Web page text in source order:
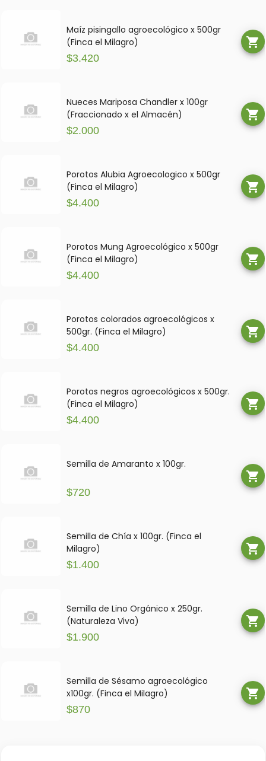
Maíz pisingallo agroecológico x 500gr
(Finca el Milagro)
$3.420
shopping_cart
Nueces Mariposa Chandler x 100gr
(Fraccionado x el Almacén)
$2.000
shopping_cart
Porotos Alubia Agroecologico x 500gr
(Finca el Milagro)
$4.400
shopping_cart
Porotos Mung Agroecológico x 500gr
(Finca el Milagro)
$4.400
shopping_cart
Porotos colorados agroecológicos x
500gr. (Finca el Milagro)
$4.400
shopping_cart
Porotos negros agroecológicos x 500gr.
(Finca el Milagro)
$4.400
shopping_cart
Semilla de Amaranto x 100gr.
$720
shopping_cart
Semilla de Chía x 100gr. (Finca el
Milagro)
$1.400
shopping_cart
Semilla de Lino Orgánico x 250gr.
(Naturaleza Viva)
$1.900
shopping_cart
Semilla de Sésamo agroecológico
x100gr. (Finca el Milagro)
$870
shopping_cart